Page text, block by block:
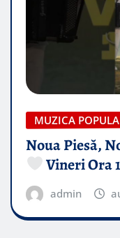
MUZICA
Noua Piesă,
Vineri Ora
admin